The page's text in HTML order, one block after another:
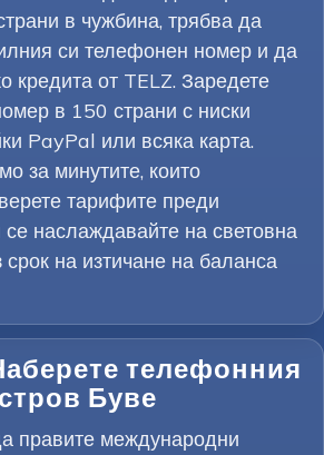
в чужбина, трябва да
си телефонен номер и да
кредита от TELZ. Заредете
в 150 страни с ниски
PayPal или всяка карта.
за минутите, които
тарифите преди
наслаждавайте на световна
срок на изтичане на баланса
телефонния
Буве
правите международни